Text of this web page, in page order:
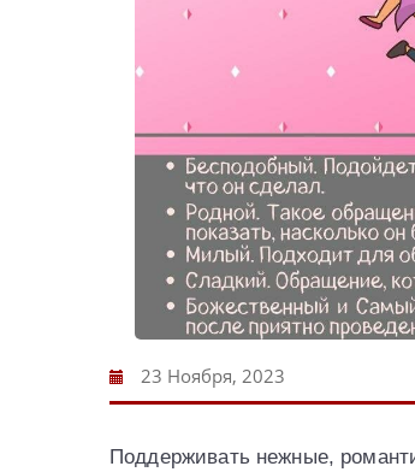
23 Ноября, 2023
Поддерживать нежные,